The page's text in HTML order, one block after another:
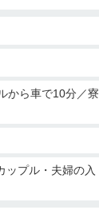
らず”ホッ”と
から車で10分／寮
ップル・夫婦の入